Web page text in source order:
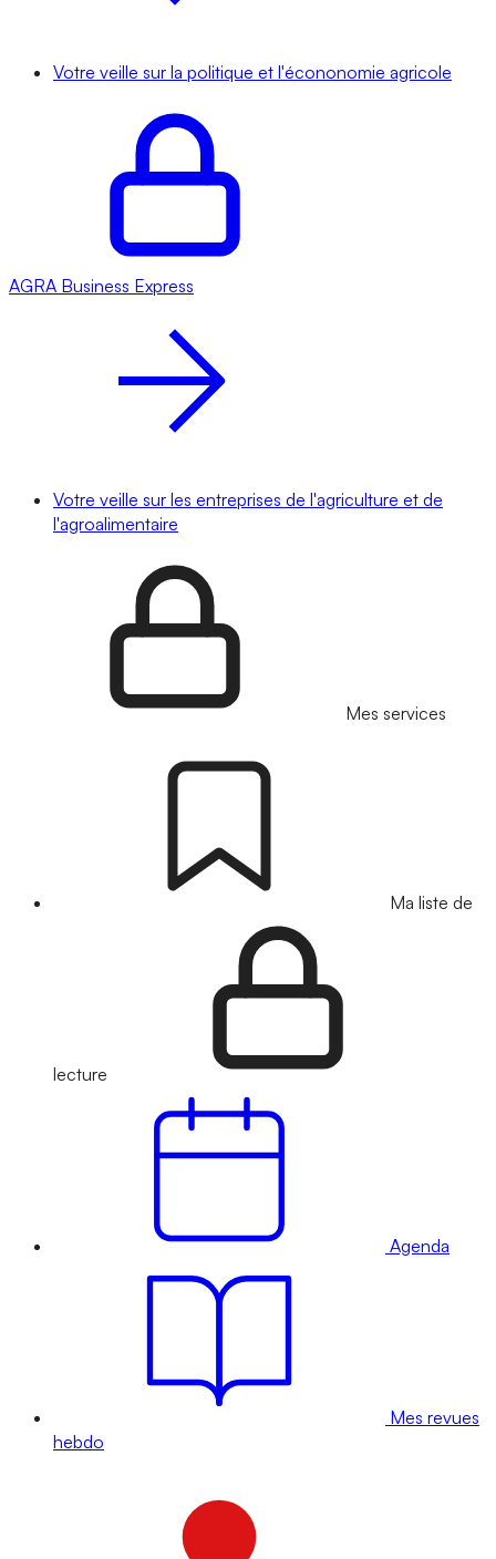
Votre veille sur la politique et l'écononomie agricole
AGRA Business Express
Votre veille sur les entreprises de l'agriculture et de
l'agroalimentaire
Mes services
Ma liste de
lecture
Agenda
Mes revues
hebdo